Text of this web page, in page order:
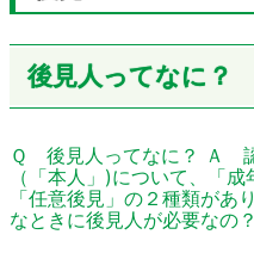
後見人ってなに？
Ｑ 後見人ってなに？ Ａ
（「本人」)について、「
「任意後見」の２種類が
なときに後見人が必要な